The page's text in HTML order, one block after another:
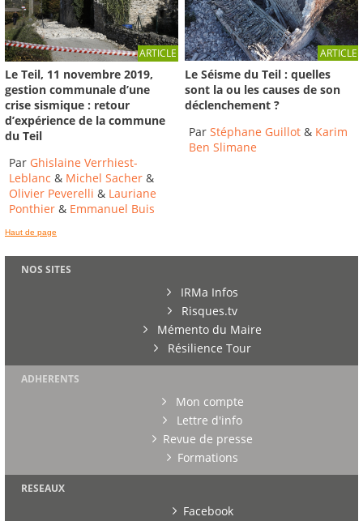
ARTICLE
Le Teil, 11 novembre 2019,
gestion communale d’une
crise sismique : retour
d’expérience de la commune
du Teil
Par Ghislaine Verrhiest-
Leblanc & Michel Sacher &
Olivier Peverelli & Lauriane
Ponthier & Emmanuel Buis
ARTICLE
Le Séisme du Teil : quelles
sont la ou les causes de son
déclenchement ?
ParStéphane Guillot & Karim
Ben Slimane
Haut de page
NOS SITES
IRMa Infos
Risques.tv
Mémento du Maire
Résilience Tour
ADHERENTS
Mon compte
Lettre d'info
Revue de presse
Formations
RESEAUX
Facebook